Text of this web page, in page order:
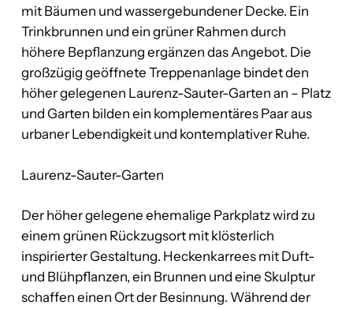
mit Bäumen und wassergebundener Decke. Ein
Trinkbrunnen und ein grüner Rahmen durch
höhere Bepflanzung ergänzen das Angebot. Die
großzügig geöffnete Treppenanlage bindet den
höher gelegenen Laurenz-Sauter-Garten an – Platz
und Garten bilden ein komplementäres Paar aus
urbaner Lebendigkeit und kontemplativer Ruhe.
Laurenz-Sauter-Garten
Der höher gelegene ehemalige Parkplatz wird zu
einem grünen Rückzugsort mit klösterlich
inspirierter Gestaltung. Heckenkarrees mit Duft-
und Blühpflanzen, ein Brunnen und eine Skulptur
schaffen einen Ort der Besinnung. Während der